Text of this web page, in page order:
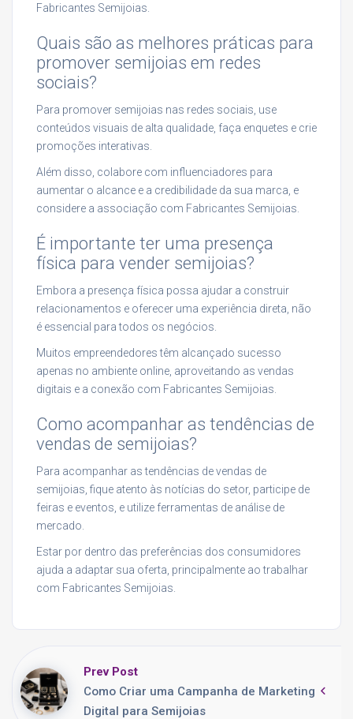
Fabricantes Semijoias.
Quais são as melhores práticas para
promover semijoias em redes
sociais?
Para promover semijoias nas redes sociais, use
conteúdos visuais de alta qualidade, faça enquetes e crie
promoções interativas.
Além disso, colabore com influenciadores para
aumentar o alcance e a credibilidade da sua marca, e
considere a associação com Fabricantes Semijoias.
É importante ter uma presença
física para vender semijoias?
Embora a presença física possa ajudar a construir
relacionamentos e oferecer uma experiência direta, não
é essencial para todos os negócios.
Muitos empreendedores têm alcançado sucesso
apenas no ambiente online, aproveitando as vendas
digitais e a conexão com Fabricantes Semijoias.
Como acompanhar as tendências de
vendas de semijoias?
Para acompanhar as tendências de vendas de
semijoias, fique atento às notícias do setor, participe de
feiras e eventos, e utilize ferramentas de análise de
mercado.
Estar por dentro das preferências dos consumidores
ajuda a adaptar sua oferta, principalmente ao trabalhar
com Fabricantes Semijoias.
Prev Post
Como Criar uma Campanha de Marketing
Digital para Semijoias